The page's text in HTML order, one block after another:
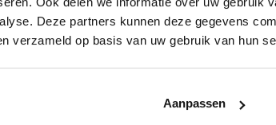
Deze partners kunnen deze gegevens
verzameld op basis van uw gebruik van hun
Aanpassen
toepassingen waar een
met een speciaal